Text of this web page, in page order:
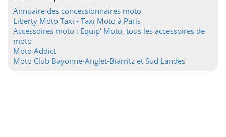
Annuaire des concessionnaires moto
Liberty Moto Taxi - Taxi Moto à Paris
Accessoires moto : Equip' Moto, tous les accessoires de
moto
Moto Addict
Moto Club Bayonne-Anglet-Biarritz et Sud Landes